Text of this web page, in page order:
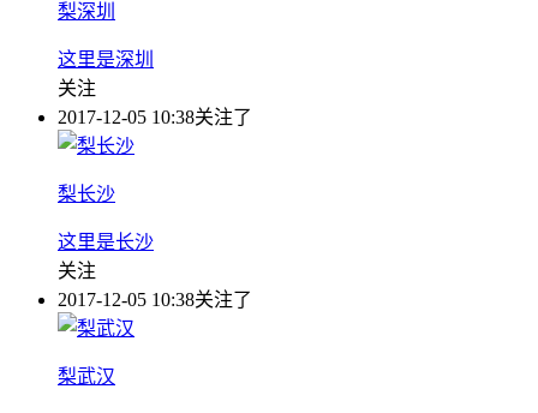
梨深圳
这里是深圳
关注
2017-12-05 10:38关注了
梨长沙
这里是长沙
关注
2017-12-05 10:38关注了
梨武汉